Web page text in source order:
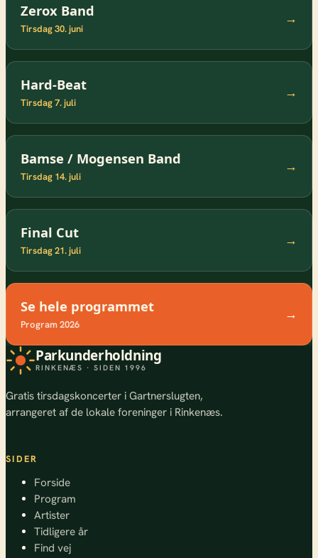
Zerox Band
Tirsdag 30. juni
→
Hard-Beat
Tirsdag 7. juli
→
Bamse / Mogensen Band
Tirsdag 14. juli
→
Final Cut
Tirsdag 21. juli
→
Se hele programmet
Program 2026
→
Parkunderholdning
RINKENÆS · SIDEN 1996
Gratis tirsdagskoncerter i Gartnerslugten,
arrangeret af de lokale foreninger i Rinkenæs.
SIDER
Forside
Program
Artister
Tidligere år
Find vej